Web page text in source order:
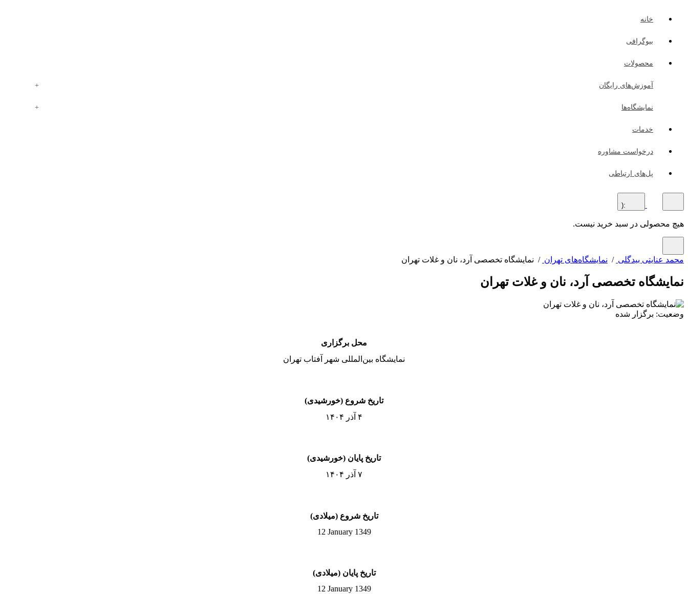
خانه
بیوگرافی
محصولات
آموزش‌های رایگان
نمایشگاه‌ها
خدمات
درخواست مشاوره
پل‌های ارتباطی
:(
هیچ محصولی در سبد خرید نیست.
محمد عنایتی بیدگلی / نمایشگاه‌های تهران / نمایشگاه تخصصی آرد، نان و غلات تهران
نمایشگاه تخصصی آرد، نان و غلات تهران
وضعیت: برگزار شده
محل برگزاری
نمایشگاه بین‌المللی شهر آفتاب تهران
تاریخ شروع (خورشیدی)
۴ آذر ۱۴۰۴
تاریخ پایان (خورشیدی)
۷ آذر ۱۴۰۴
تاریخ شروع (میلادی)
12 January 1349
تاریخ پایان (میلادی)
12 January 1349